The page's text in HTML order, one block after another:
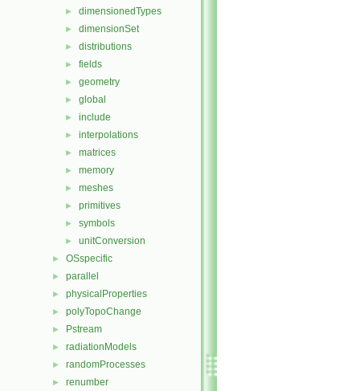
► dimensionedTypes
► dimensionSet
► distributions
► fields
► geometry
► global
► include
► interpolations
► matrices
► memory
► meshes
► primitives
► symbols
► unitConversion
► OSspecific
► parallel
► physicalProperties
► polyTopoChange
► Pstream
► radiationModels
► randomProcesses
► renumber